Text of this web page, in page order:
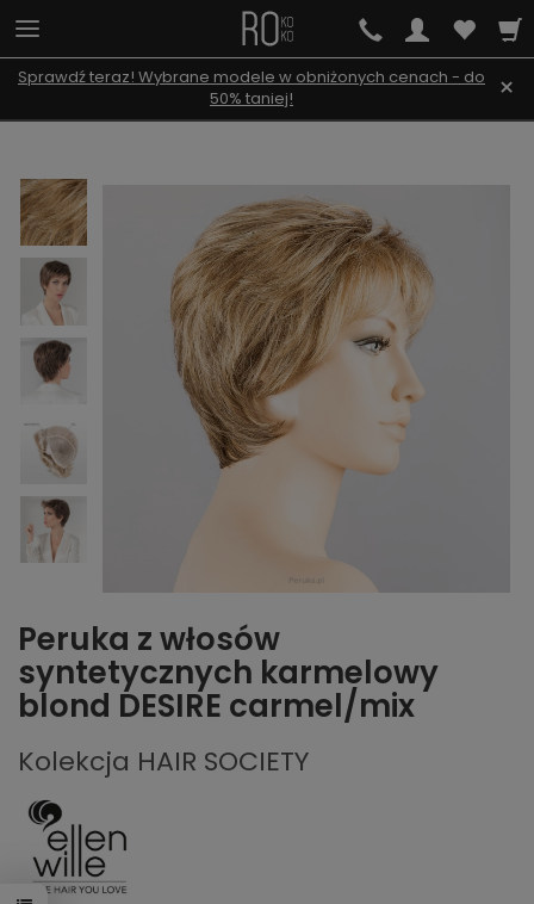
Sprawdź teraz! Wybrane modele w obniżonych cenach - do
50% taniej!
×
Peruka z włosów
syntetycznych karmelowy
blond DESIRE carmel/mix
Kolekcja HAIR SOCIETY